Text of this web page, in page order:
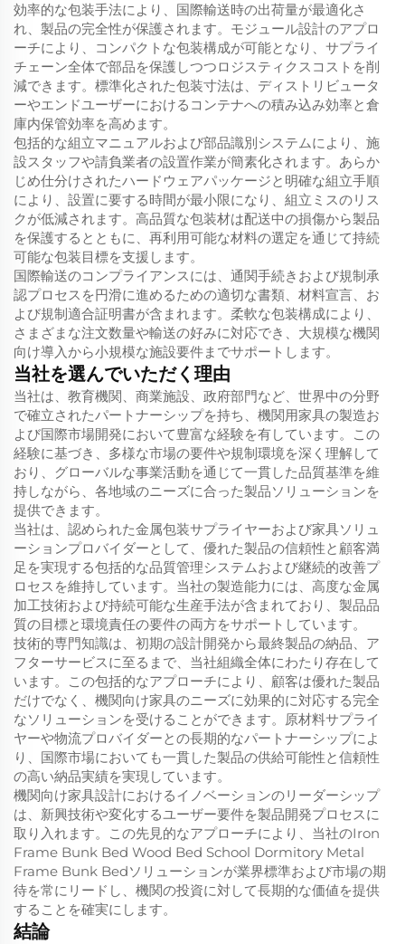
効率的な包装手法により、国際輸送時の出荷量が最適化さ
れ、製品の完全性が保護されます。モジュール設計のアプロ
ーチにより、コンパクトな包装構成が可能となり、サプライ
チェーン全体で部品を保護しつつロジスティクスコストを削
減できます。標準化された包装寸法は、ディストリビュータ
ーやエンドユーザーにおけるコンテナへの積み込み効率と倉
庫内保管効率を高めます。
包括的な組立マニュアルおよび部品識別システムにより、施
設スタッフや請負業者の設置作業が簡素化されます。あらか
じめ仕分けされたハードウェアパッケージと明確な組立手順
により、設置に要する時間が最小限になり、組立ミスのリス
クが低減されます。高品質な包装材は配送中の損傷から製品
を保護するとともに、再利用可能な材料の選定を通じて持続
可能な包装目標を支援します。
国際輸送のコンプライアンスには、通関手続きおよび規制承
認プロセスを円滑に進めるための適切な書類、材料宣言、お
よび規制適合証明書が含まれます。柔軟な包装構成により、
さまざまな注文数量や輸送の好みに対応でき、大規模な機関
向け導入から小規模な施設要件までサポートします。
当社を選んでいただく理由
当社は、教育機関、商業施設、政府部門など、世界中の分野
で確立されたパートナーシップを持ち、機関用家具の製造お
よび国際市場開発において豊富な経験を有しています。この
経験に基づき、多様な市場の要件や規制環境を深く理解して
おり、グローバルな事業活動を通じて一貫した品質基準を維
持しながら、各地域のニーズに合った製品ソリューションを
提供できます。
当社は、認められた金属包装サプライヤーおよび家具ソリュ
ーションプロバイダーとして、優れた製品の信頼性と顧客満
足を実現する包括的な品質管理システムおよび継続的改善プ
ロセスを維持しています。当社の製造能力には、高度な金属
加工技術および持続可能な生産手法が含まれており、製品品
質の目標と環境責任の要件の両方をサポートしています。
技術的専門知識は、初期の設計開発から最終製品の納品、ア
フターサービスに至るまで、当社組織全体にわたり存在して
います。この包括的なアプローチにより、顧客は優れた製品
だけでなく、機関向け家具のニーズに効果的に対応する完全
なソリューションを受けることができます。原材料サプライ
ヤーや物流プロバイダーとの長期的なパートナーシップによ
り、国際市場においても一貫した製品の供給可能性と信頼性
の高い納品実績を実現しています。
機関向け家具設計におけるイノベーションのリーダーシップ
は、新興技術や変化するユーザー要件を製品開発プロセスに
取り入れます。この先見的なアプローチにより、当社のIron
Frame Bunk Bed Wood Bed School Dormitory Metal
Frame Bunk Bedソリューションが業界標準および市場の期
待を常にリードし、機関の投資に対して長期的な価値を提供
することを確実にします。
結論